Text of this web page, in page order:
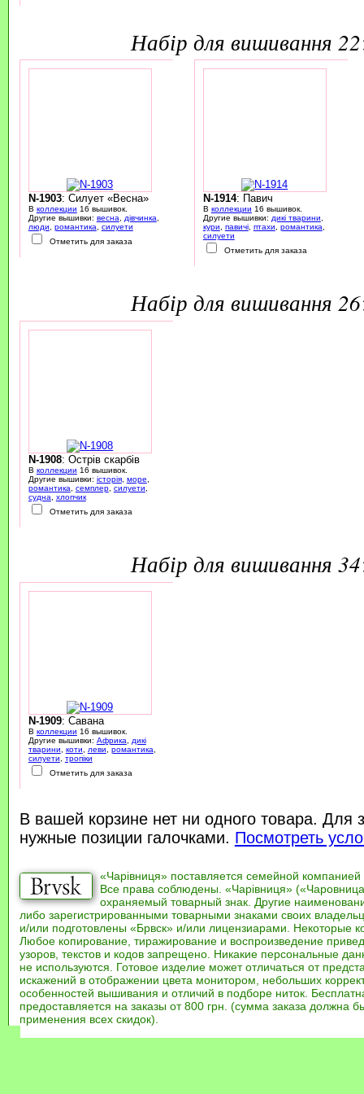
набір для вишивання
N-1903: Силует «Весна»
В коллекции 16 вышивок.
Другие вышивки: весна, дівчинка,
люди, романтика, силуети
Отметить для заказа
N-1914: Павич
В коллекции 16 вышивок.
Другие вышивки: дикі тварини,
кури, павичі, птахи, романтика,
силуети
Отметить для заказа
набір для вишивання
N-1908: Острів скарбів
В коллекции 16 вышивок.
Другие вышивки: історія, море
романтика
семплер, силуети
судна
хлопчик
Отметить для заказа
набір для вишивання
N-1909: Савана
В коллекции 16 вышивок.
Другие вышивки: Африка
дикі
тварини
коти леви романтика
силуети
тропіки
Отметить для заказа
В вашей корзине нет ни одного товара. Для
нужные позиции галочками. Посмотреть
«Чарівниця» поставляется семейной компанией
Все права соблюдены. «Чарівниця»
охраняемый товарный знак. Другие
либо зарегистрированными товарными знаками своих
и/или подготовлены «Брвск» и/или лицензиарами. Некоторые
Любое копирование, тиражирование и воспроизведение
узоров, текстов и кодов запрещено. Никакие персональные
не используются. Готовое изделие может отличаться от
искажений в отображении цвета монитором, небольших
особенностей вышивания и отличий в подборе ниток.
предоставляется на заказы от 800 грн. (сумма заказа должна
применения всех скидок).